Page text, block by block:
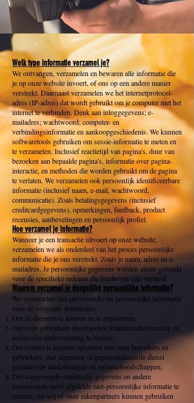
Welk type informatie verzamel je?
We ontvangen, verzamelen en bewaren alle informatie die
je op onze website invoert, of ons op een andere manier
verstrekt. Daarnaast verzamelen we het internetprotocol-
adres (IP-adres) dat wordt gebruikt om je computer met het
internet te verbinden. Denk aan inloggegevens; e-
mailadres; wachtwoord; computer- en
verbindingsinformatie en aankoopgeschiedenis. We kunnen
softwaretools gebruiken om sessie-informatie te meten en
te verzamelen. Inclusief reactietijd van pagina's, duur van
bezoeken aan bepaalde pagina's, informatie over pagina-
interactie, en methoden die worden gebruikt om de pagina
te verlaten. We verzamelen ook persoonlijk identificeerbare
informatie (inclusief naam, e-mail, wachtwoord,
communicatie). Zoals betalingsgegevens (inclusief
creditcardgegevens), opmerkingen, feedback, product
recensies, aanbevelingen en persoonlijk profiel.
Hoe verzamel je informatie?
Wanneer je een transactie uitvoert op onze website,
verzamelen we als onderdeel van het proces persoonlijke
informatie die je ons verstrekt. Zoals je naam, adres en e-
mailadres. Je persoonlijke gegevens worden alleen gebruikt
voor de specifieke redenen die hierboven zijn vermeld.
Waarom verzamel je dergelijke persoonlijke informatie?
We verzamelen niet-persoonlijke en persoonlijke informatie
voor de volgende doeleinden:
Om de diensten te leveren en te exploiteren;
Om onze gebruikers doorlopende klantenondersteuning en
technische ondersteuning te bieden;
Om contact te kunnen opnemen met onze bezoekers en
gebruikers, met algemene of gepersonaliseerde dienst
gerelateerde mededelingen en reclameboodschappen;
Om toegevoegde statistische gegevens en andere
toegevoegde en/of afgeleide niet-persoonlijke informatie te
creëren, die wij of onze zakenpartners kunnen gebruiken